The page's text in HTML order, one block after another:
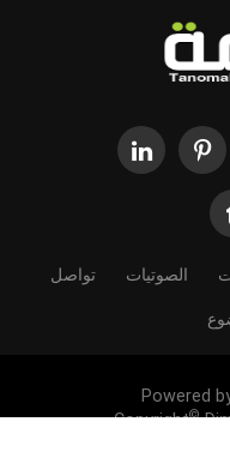
الصوتيات تواصل
Powered
Copyright©